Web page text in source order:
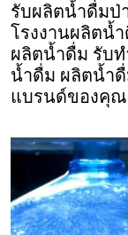
รับผลิตน้ำดื่มป่
โรงงานผลิตน้
ผลิตน้ำดื่ม รับ
น้ำดื่ม ผลิตน้ำ
แบรนด์ของคุณ